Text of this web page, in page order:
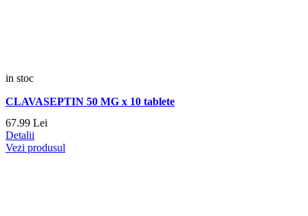
in stoc
CLAVASEPTIN 50 MG x 10 tablete
67.99 Lei
Detalii
Vezi produsul